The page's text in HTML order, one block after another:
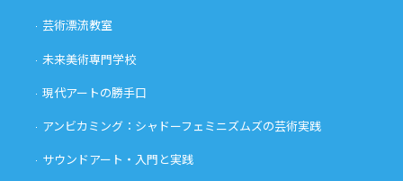
芸術漂流教室
未来美術専門学校
現代アートの勝手口
アンビカミング：シャドーフェミニズムズの芸術実践
サウンドアート・入門と実践